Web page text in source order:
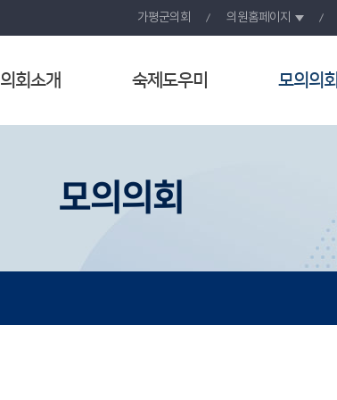
가평군의회 의원홈페이지
의회소개 숙제도우미 모의의회
모의의회